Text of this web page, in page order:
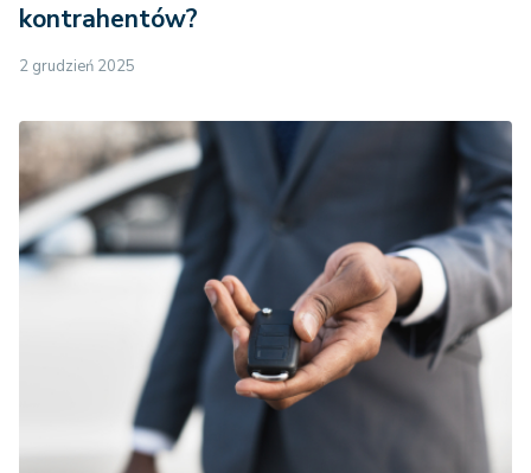
kontrahentów?
2 grudzień 2025